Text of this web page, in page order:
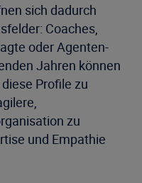
sich dadurch
Coaches,
oder Agenten-
Jahren können
Profile zu
zu
und Empathie